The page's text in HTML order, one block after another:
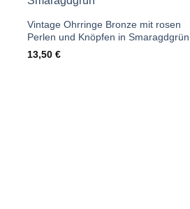
Vintage Ohrringe Bronze mit rosen
Perlen und Knöpfen in Smaragdgrün
13,50 €